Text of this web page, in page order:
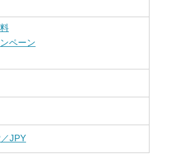
ペーン
JPY